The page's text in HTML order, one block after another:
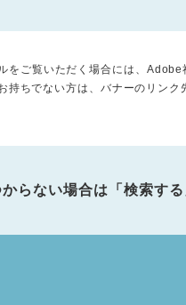
をご覧いただく場合には、
ちでない方は、バナーのリンク
らない場合は「検索す